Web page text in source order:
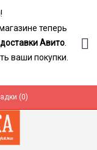
теперь
доставки Авито
ваши покупки.
(0)